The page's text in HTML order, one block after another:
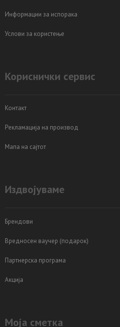
Информации за испорака
Услови за користење
Кориснички сервис
Контакт
Рекламација на производ
Мапа на сајтот
Издвојуваме
Брендови
Вредносен ваучер (подарок)
Партнерска програма
Акција
Моја сметка